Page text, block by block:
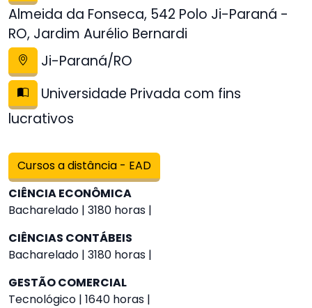
Almeida da Fonseca, 542 Polo Ji-Paraná -
RO, Jardim Aurélio Bernardi
Ji-Paraná/RO
Universidade Privada com fins
lucrativos
Cursos a distância - EAD
CIÊNCIA ECONÔMICA
Bacharelado | 3180 horas |
CIÊNCIAS CONTÁBEIS
Bacharelado | 3180 horas |
GESTÃO COMERCIAL
Tecnológico | 1640 horas |